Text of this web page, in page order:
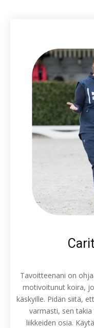
Tavoitteenani on
motivoitunut koira,
käskyille. Pidän siitä,
varmasti, sen
liikkeiden osia.